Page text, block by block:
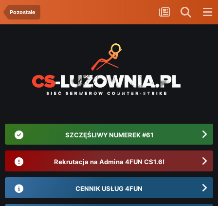
Pozostałe
SZCZĘŚLIWY NUMEREK #61
Rekrutacja na Admina 4FUN CS1.6!
CENNIK USŁUG 4FUN